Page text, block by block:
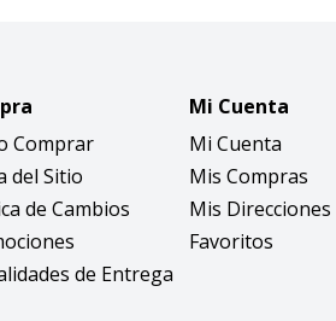
Comprar
del Sitio
de Cambios
de Entrega
Mi Cuenta
Mi Cuenta
Mis Compras
Mis Direcciones
Favoritos